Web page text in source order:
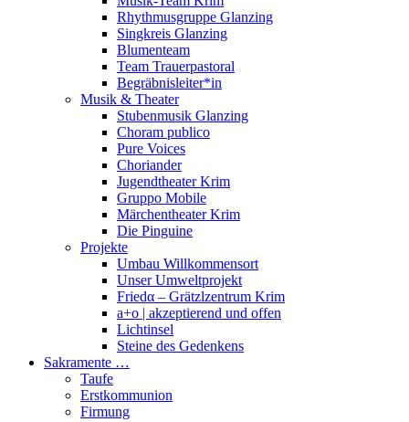
Rhythmusgruppe Glanzing
Singkreis Glanzing
Blumenteam
Team Trauerpastoral
Begräbnisleiter*in
Musik & Theater
Stubenmusik Glanzing
Choram publico
Pure Voices
Choriander
Jugendtheater Krim
Gruppo Mobile
Märchentheater Krim
Die Pinguine
Projekte
Umbau Willkommensort
Unser Umweltprojekt
Friedα – Grätzlzentrum Krim
a+o | akzeptierend und offen
Lichtinsel
Steine des Gedenkens
Sakramente …
Taufe
Erstkommunion
Firmung